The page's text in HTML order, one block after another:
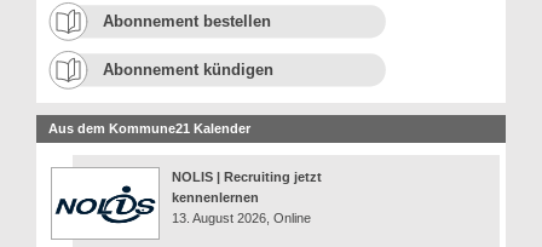
Abonnement bestellen
Abonnement kündigen
Aus dem Kommune21 Kalender
NOLIS | Recruiting jetzt
kennenlernen
13. August 2026, Online